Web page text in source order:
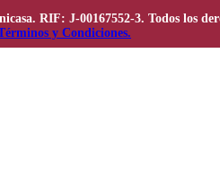
RIF: J-00167552-3. Todos los
y Condiciones.